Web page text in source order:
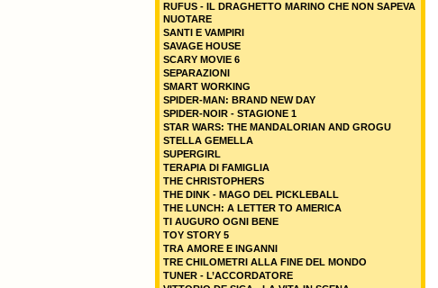
RUFUS - IL DRAGHETTO MARINO CHE NON SAPEVA
NUOTARE
SANTI E VAMPIRI
SAVAGE HOUSE
SCARY MOVIE 6
SEPARAZIONI
SMART WORKING
SPIDER-MAN: BRAND NEW DAY
SPIDER-NOIR - STAGIONE 1
STAR WARS: THE MANDALORIAN AND GROGU
STELLA GEMELLA
SUPERGIRL
TERAPIA DI FAMIGLIA
THE CHRISTOPHERS
THE DINK - MAGO DEL PICKLEBALL
THE LUNCH: A LETTER TO AMERICA
TI AUGURO OGNI BENE
TOY STORY 5
TRA AMORE E INGANNI
TRE CHILOMETRI ALLA FINE DEL MONDO
TUNER - L’ACCORDATORE